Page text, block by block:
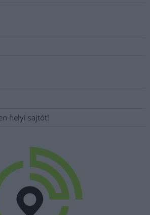
helyi sajtót!